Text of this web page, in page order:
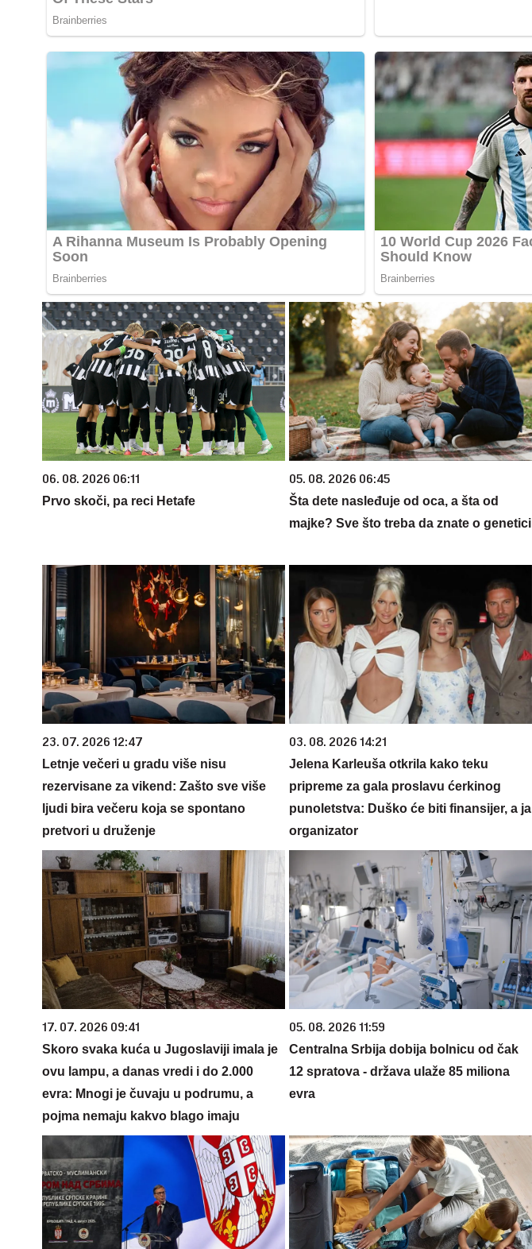
06. 08. 2026 06:11
Prvo skoči, pa reci Hetafe
05. 08. 2026 06:45
Šta dete nasleđuje od oca, a šta od
majke? Sve što treba da znate o genetici
23. 07. 2026 12:47
Letnje večeri u gradu više nisu
rezervisane za vikend: Zašto sve više
ljudi bira večeru koja se spontano
pretvori u druženje
03. 08. 2026 14:21
Jelena Karleuša otkrila kako teku
pripreme za gala proslavu ćerkinog
punoletstva: Duško će biti finansijer, a ja
organizator
17. 07. 2026 09:41
Skoro svaka kuća u Jugoslaviji imala je
ovu lampu, a danas vredi i do 2.000
evra: Mnogi je čuvaju u podrumu, a
pojma nemaju kakvo blago imaju
05. 08. 2026 11:59
Centralna Srbija dobija bolnicu od čak
12 spratova - država ulaže 85 miliona
evra